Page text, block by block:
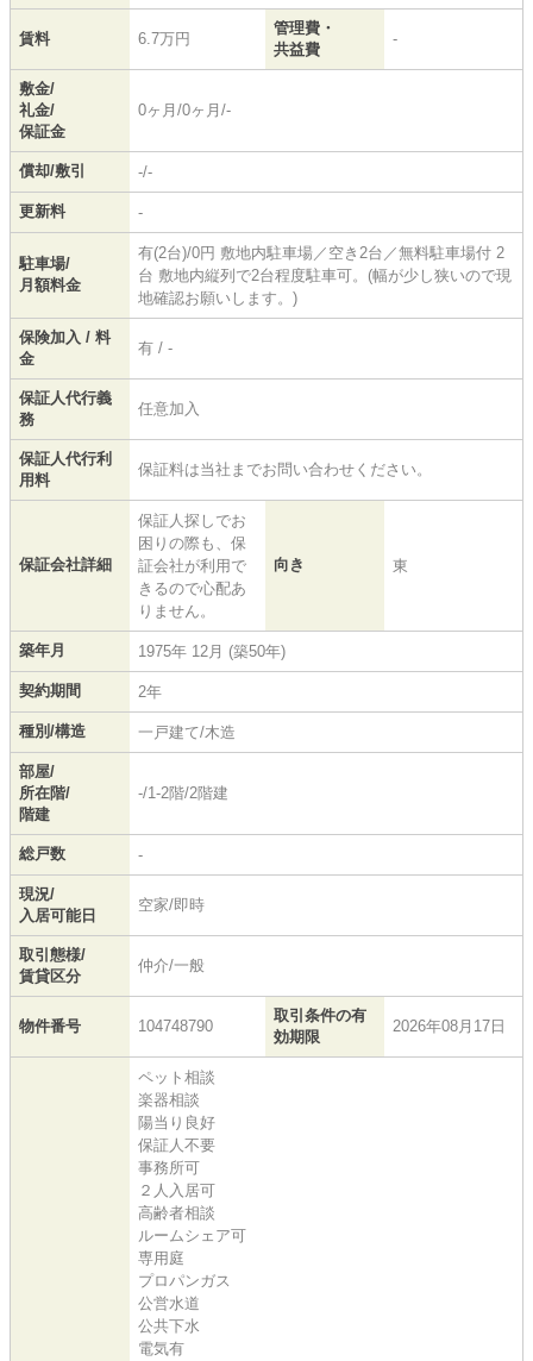
賃料 6.7万円
管理費・
共益費
-
敷金/
礼金/
保証金
0ヶ月/0ヶ月/-
償却/敷引 -/-
更新料 -
駐車場/
月額料金
有(2台)/0円 敷地内駐車場／空き2台／無料駐車場付 2
台 敷地内縦列で2台程度駐車可。(幅が少し狭いので現
地確認お願いします。)
保険加入 / 料
金
有 / -
保証人代行義
務
任意加入
保証人代行利
用料
保証料は当社までお問い合わせください。
保証会社詳細
保証人探しでお
困りの際も、保
証会社が利用で
きるので心配あ
りません。
向き 東
築年月 1975年 12月 (築50年)
契約期間 2年
種別/構造 一戸建て/木造
部屋/
所在階/
階建
-/1-2階/2階建
総戸数 -
現況/
入居可能日
空家/即時
取引態様/
賃貸区分
仲介/一般
物件番号 104748790
取引条件の有
効期限
2026年08月17日
ペット相談
楽器相談
陽当り良好
保証人不要
事務所可
２人入居可
高齢者相談
ルームシェア可
専用庭
プロパンガス
公営水道
公共下水
電気有